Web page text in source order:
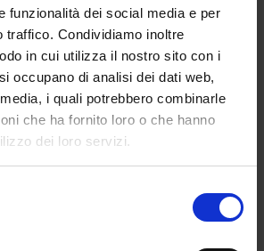
funzionalità dei social media e per
traffico. Condividiamo inoltre
in cui utilizza il nostro sito con i
occupano di analisi dei dati web,
i quali potrebbero combinarle
che ha fornito loro o che hanno
dei loro servizi.
eseguito durante la procedura di
essere evaso soltanto dopo l’esito
non autorizzato, interrotto o non
non potrà procedere all’evasione
fattura o ricevuta?